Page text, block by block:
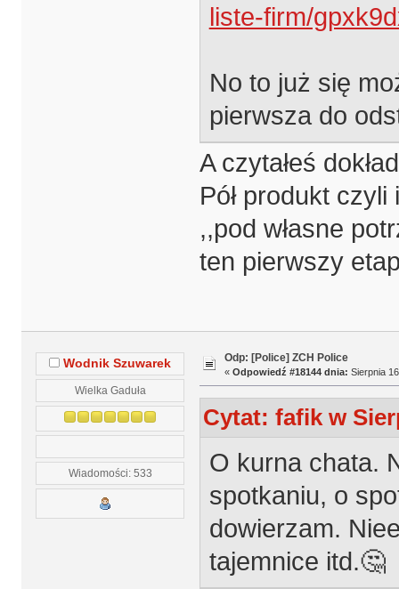
liste-firm/
No to już się
pierwsza do
A czytałeś
Pół produkt
,,pod własne
ten pierwszy
Wodnik Szuwarek
Wielka Gaduła
Wiadomości: 533
Odp: [Police] ZCH Police
« Odpowiedź #18144 dnia: Sierpnia
Cytat: fafik w
O kurna chata.
spotkaniu, o
dowierzam.
tajemnice itd.🤔